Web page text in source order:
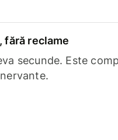
fără reclame
secunde. Este